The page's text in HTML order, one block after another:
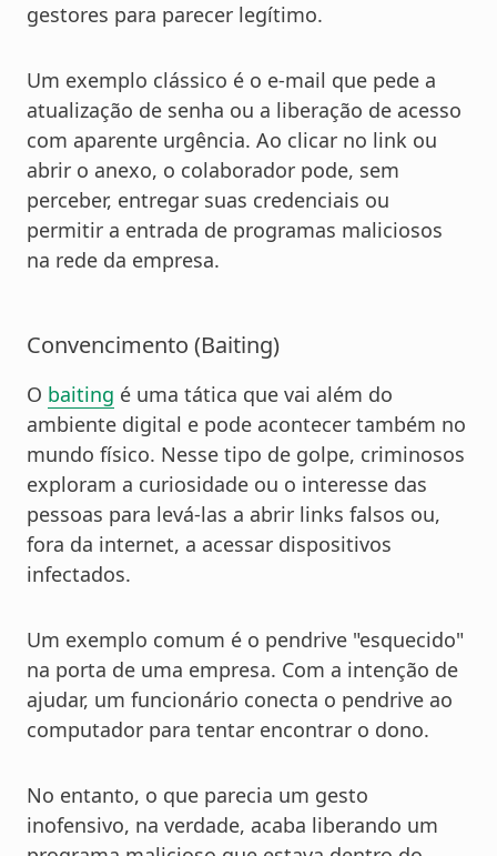
gestores para parecer legítimo.
Um exemplo clássico é o e-mail que pede a
atualização de senha ou a liberação de acesso
com aparente urgência. Ao clicar no link ou
abrir o anexo, o colaborador pode, sem
perceber, entregar suas credenciais ou
permitir a entrada de programas maliciosos
na rede da empresa.
Convencimento (Baiting)
O baiting é uma tática que vai além do
ambiente digital e pode acontecer também no
mundo físico. Nesse tipo de golpe, criminosos
exploram a curiosidade ou o interesse das
pessoas para levá-las a abrir links falsos ou,
fora da internet, a acessar dispositivos
infectados.
Um exemplo comum é o pendrive "esquecido"
na porta de uma empresa. Com a intenção de
ajudar, um funcionário conecta o pendrive ao
computador para tentar encontrar o dono.
No entanto, o que parecia um gesto
inofensivo, na verdade, acaba liberando um